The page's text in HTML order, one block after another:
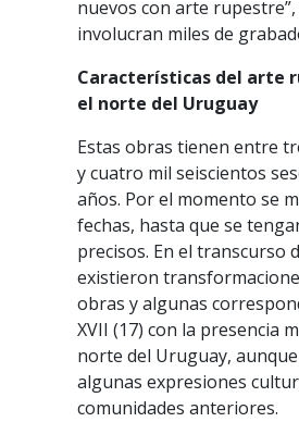
nuevos con arte rupestre”,
involucran miles de
Características del arte
el norte del Uruguay
Estas obras tienen entre
y cuatro mil seiscientos
años. Por el momento se
fechas, hasta que se
precisos. En el transcurso
existieron
obras y algunas
XVII (17) con la presencia
norte del Uruguay,
algunas expresiones
comunidades anteriores.